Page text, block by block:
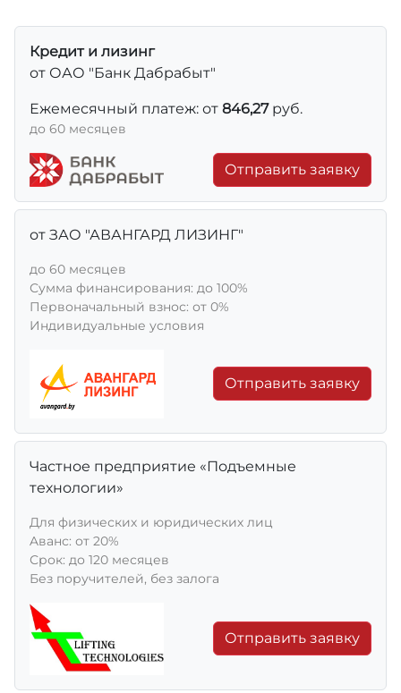
Кредит и лизинг
от ОАО "Банк Дабрабыт"
Ежемесячный платеж: от 846,27руб.
до 60 месяцев
Отправить заявку
от ЗАО "АВАНГАРД ЛИЗИНГ"
до 60 месяцев
Сумма финансирования: до 100%
Первоначальный взнос: от 0%
Индивидуальные условия
Отправить заявку
Частное предприятие «Подъемные
технологии»
Для физических и юридических лиц
Aванс: от 20%
Срок: до 120 месяцев
Без поручителей, без залога
Отправить заявку